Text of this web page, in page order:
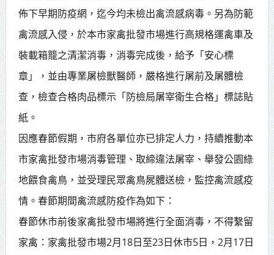
高雄「三民運動中心」市長陳其
邁、運動部長李洋各界貴賓共同揭幕
高雄東照山關帝廟全國國中小學書
法比賽 圓滿落幕
賴清德總統主持將官晉任 期勉精進
不對稱戰力
蔣萬安再拋出「倒閣說」 喊推陳其
邁組閣
賴總統肯定「金唐獎」得獎者及入
圍者 允諾完善支持體系
佈下早期防疫網，迄今均未檢出禽流感病毒。另為防範
禽流感入侵，於本市家禽批發市場進行高規格運禽車及
裝載箱籠之清潔消毒，消毒完成後，給予「安心標
章」，並由專業屠檢獸醫師，嚴格進行屠前及屠體檢
查，檢查合格肉品標示「防檢局屠宰衛生合格」標誌貼
紙。
因應春節假期，市府各單位亦已排定人力，持續推動本
市家禽批發市場消毒管理、取締違法屠宰、舉發公園綠
地餵食禽鳥，並受理民眾禽鳥屍體送檢，監控禽流感疫
情。春節期間禽流感防疫作為如下：
春節休市前後家禽批發市場將進行全面消毒，不得繫留
家禽：家禽批發市場2月18日至23日休市5日，2月17日